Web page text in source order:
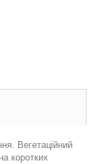
Вегетаційний
коротких